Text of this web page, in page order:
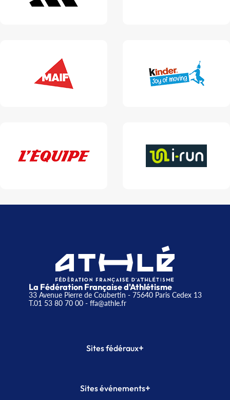
La Fédération Française d'Athlétisme
33 Avenue Pierre de Coubertin - 75640 Paris Cedex 13
T.01 53 80 70 00- ffa@athle.fr
Sites fédéraux+
Plateforme Formation
Sites événements+